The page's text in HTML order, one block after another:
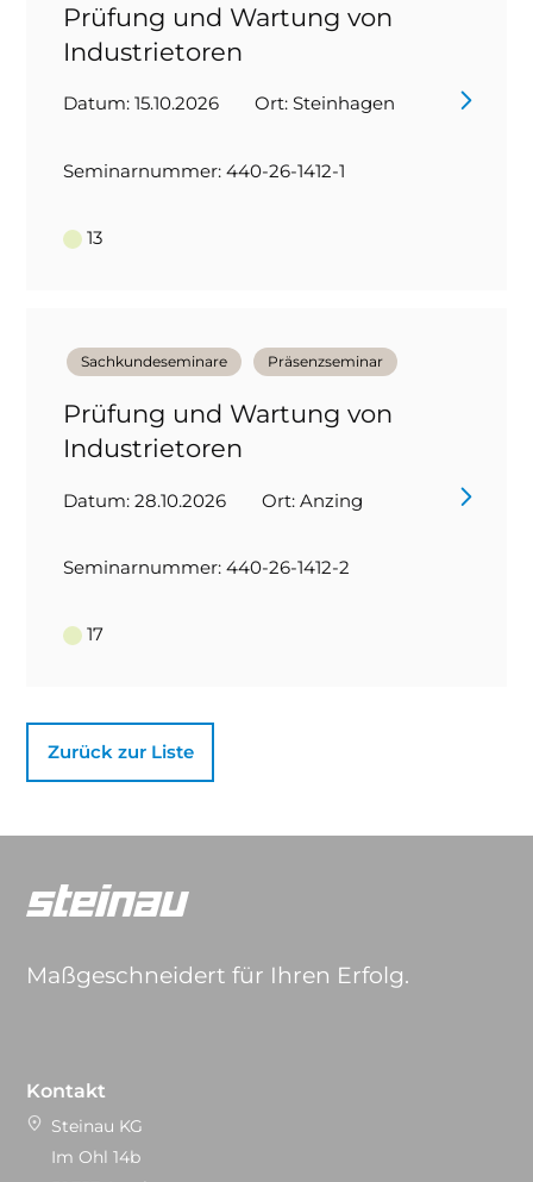
Prüfung und Wartung von
Industrietoren
Datum: 15.10.2026 Ort: Steinhagen
Seminarnummer: 440-26-1412-1
13
Sachkundeseminare Präsenzseminar
Prüfung und Wartung von
Industrietoren
Datum: 28.10.2026 Ort: Anzing
Seminarnummer: 440-26-1412-2
17
Zurück zur Liste
Maßgeschneidert für Ihren Erfolg.
Kontakt
Steinau KG
Im Ohl 14b